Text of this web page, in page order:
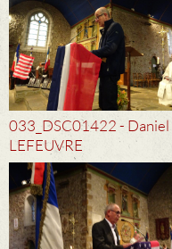
033_DSC01422 - Daniel
LEFEUVRE